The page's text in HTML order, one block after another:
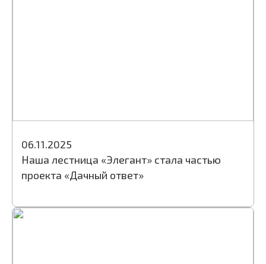
06.11.2025
Наша лестница «Элегант» стала частью
проекта «Дачный ответ»